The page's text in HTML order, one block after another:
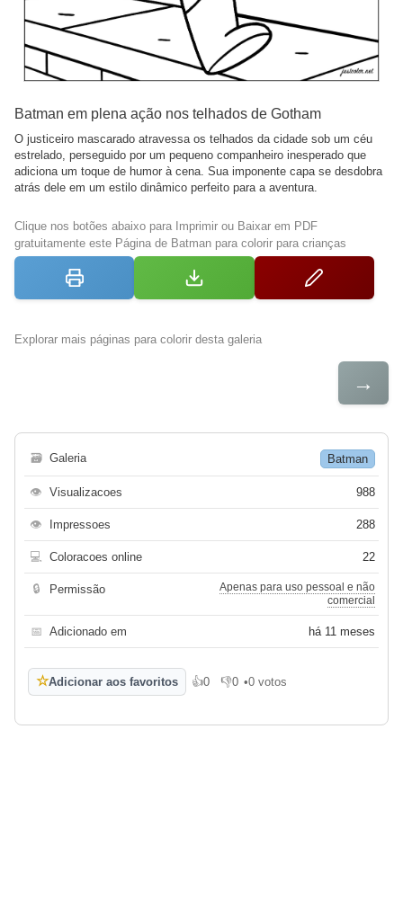
Batman em plena ação nos telhados de Gotham
O justiceiro mascarado atravessa os telhados da cidade sob um céu
estrelado, perseguido por um pequeno companheiro inesperado que
adiciona um toque de humor à cena. Sua imponente capa se desdobra
atrás dele em um estilo dinâmico perfeito para a aventura.
Clique nos botões abaixo para Imprimir ou Baixar em PDF
gratuitamente este Página de Batman para colorir para crianças
Explorar mais páginas para colorir desta galeria
→
🗃 Galeria Batman
👁 Visualizacoes 988
👁 Impressoes 288
💻 Coloracoes online 22
🔒 Permissão
Apenas para uso pessoal e não
comercial
📅 Adicionado em há 11 meses
☆Adicionar aos favoritos 👍0
Gosto👎0
Não gosto
•0 votos